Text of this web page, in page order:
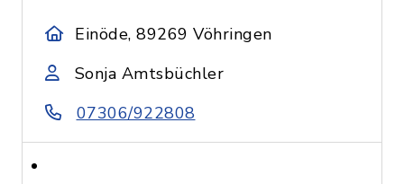
Einöde, 89269 Vöhringen
Sonja Amtsbüchler
07306/922808